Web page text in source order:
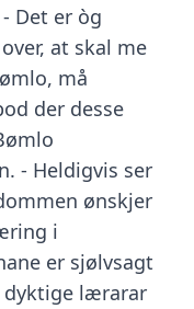
Det er òg
at skal me
må
der desse
- Heldigvis ser
ønskjer
i
er sjølvsagt
dyktige lærarar